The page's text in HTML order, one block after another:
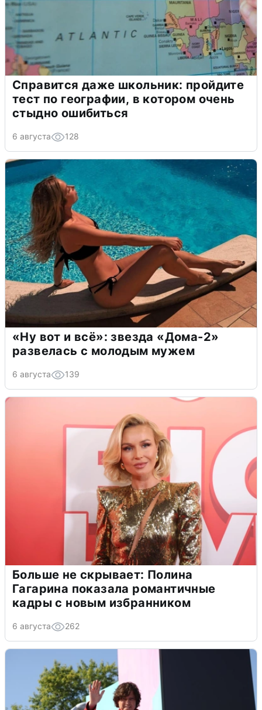
Справится даже школьник: пройдите
тест по географии, в котором очень
стыдно ошибиться
6 августа 128
«Ну вот и всё»: звезда «Дома-2»
развелась с молодым мужем
6 августа 139
Больше не скрывает: Полина
Гагарина показала романтичные
кадры с новым избранником
6 августа 262